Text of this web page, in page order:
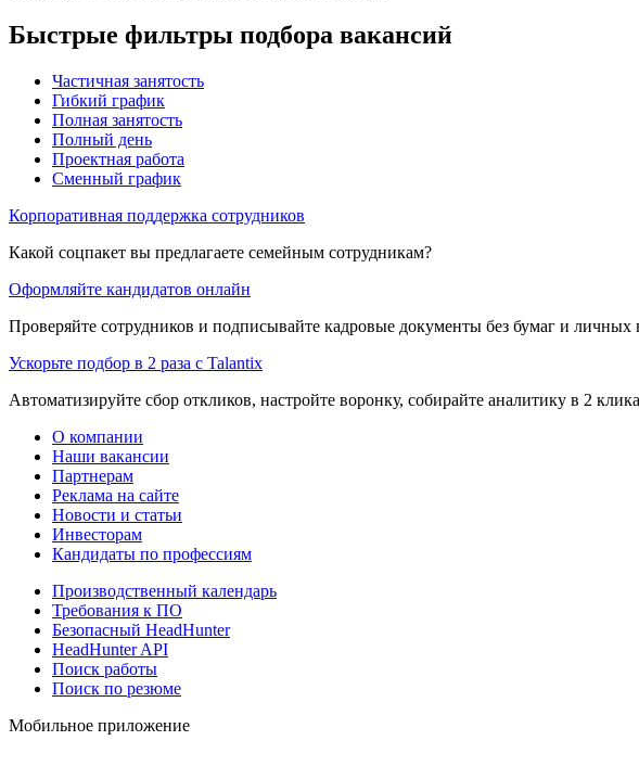
Быстрые фильтры подбора вакансий
Частичная занятость
Гибкий график
Полная занятость
Полный день
Проектная работа
Сменный график
Корпоративная поддержка сотрудников
Какой соцпакет вы предлагаете семейным сотрудникам?
Оформляйте кандидатов онлайн
Проверяйте сотрудников и подписывайте кадровые документы без бумаг и личных
Ускорьте подбор в 2 раза с Talantix
Автоматизируйте сбор откликов, настройте воронку, собирайте аналитику в 2 клика
О компании
Наши вакансии
Партнерам
Реклама на сайте
Новости и статьи
Инвесторам
Кандидаты по профессиям
Производственный календарь
Требования к ПО
Безопасный HeadHunter
HeadHunter API
Поиск работы
Поиск по резюме
Мобильное приложение